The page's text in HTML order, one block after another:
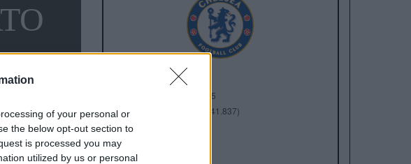
of your personal or
the below opt-out section to
is processed you may
utilized by us or personal
1905
Stadio: Stamford Bridge (41.837)
Città:
Presidente:
Manager: